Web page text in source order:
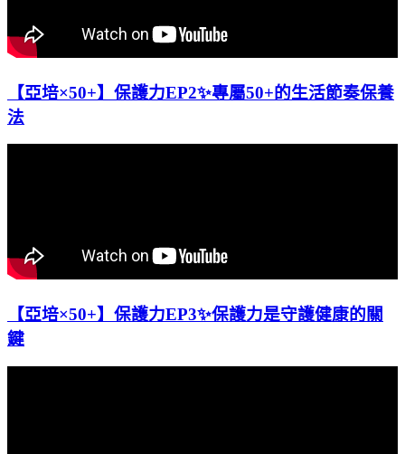
【亞培×50+】保護力EP2✨專屬50+的生活節奏保養
法
【亞培×50+】保護力EP3✨保護力是守護健康的關
鍵